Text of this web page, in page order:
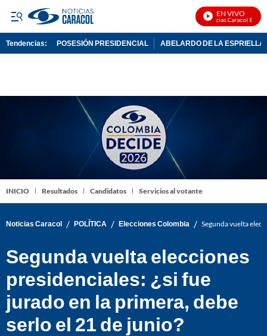
EN VIVO
Noticias Caracol En Vivo
Tendencias: POSESIÓN PRESIDENCIAL ABELARDO DE LA ESPRIELLA
INICIO Resultados Candidatos Servicios al votante
Noticias Caracol / POLÍTICA / Elecciones Colombia / Segunda vuelta
Segunda vuelta elecciones
presidenciales: ¿si fue
jurado en la primera, debe
serlo el 21 de junio?